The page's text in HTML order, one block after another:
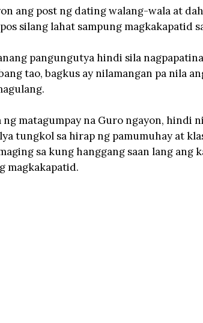
ang post ng dating walang-wala at
silang lahat sampung magkakapatid
pangungutya hindi sila
tao, bagkus ay nilamangan pa nila
matagumpay na Guro ngayon, hindi
tungkol sa hirap ng pamumuhay at
sa kung hanggang saan lang ang
magkakapatid.